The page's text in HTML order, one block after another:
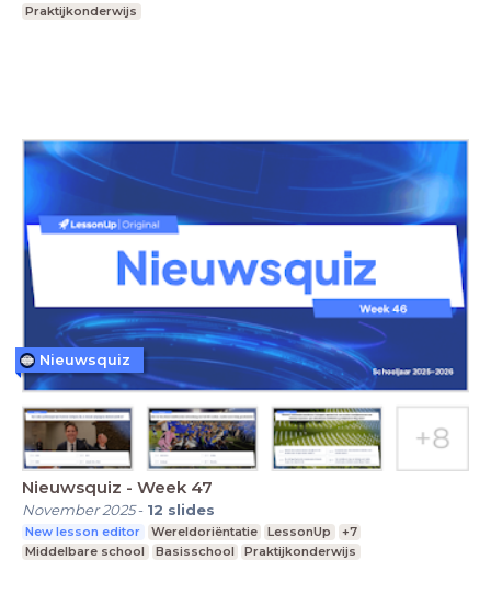
Praktijkonderwijs
Nieuwsquiz - Week 47
November 2025- 12 slides
New lesson editor Wereldoriëntatie LessonUp
+7
Middelbare school
Basisschool Praktijkonderwijs
Nieuwsquiz